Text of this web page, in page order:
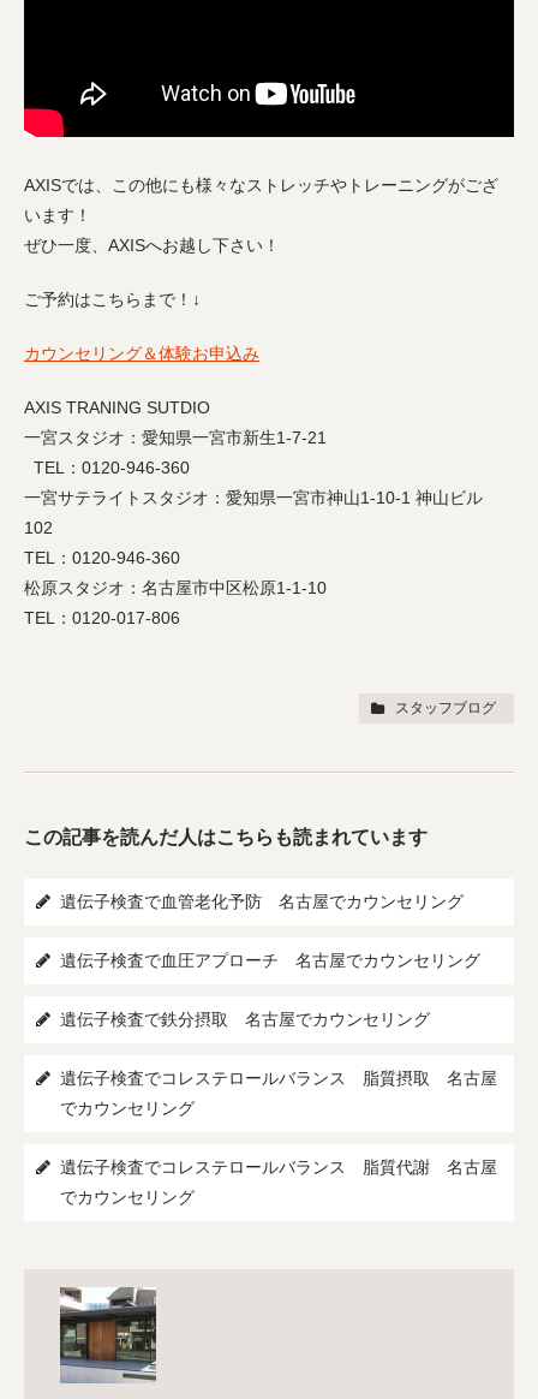
AXISでは、この他にも様々なストレッチやトレーニングがござ
います！
ぜひ一度、AXISへお越し下さい！
ご予約はこちらまで！↓
カウンセリング＆体験お申込み
AXIS TRANING SUTDIO
一宮スタジオ：愛知県一宮市新生1-7-21
TEL：0120-946-360
一宮サテライトスタジオ：愛知県一宮市神山1-10-1 神山ビル
102
TEL：0120-946-360
松原スタジオ：名古屋市中区松原1-1-10
TEL：0120-017-806
スタッフブログ
この記事を読んだ人はこちらも読まれています
遺伝子検査で血管老化予防 名古屋でカウンセリング
遺伝子検査で血圧アプローチ 名古屋でカウンセリング
遺伝子検査で鉄分摂取 名古屋でカウンセリング
遺伝子検査でコレステロールバランス 脂質摂取 名古屋
でカウンセリング
遺伝子検査でコレステロールバランス 脂質代謝 名古屋
でカウンセリング